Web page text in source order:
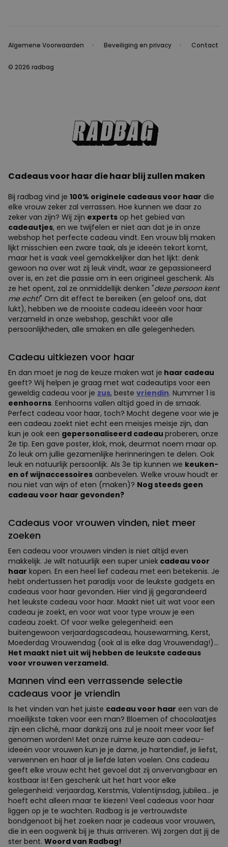
Algemene Voorwaarden Beveiliging en privacy Contact
© 2026 radbag
Cadeaus voor haar die haar blij zullen maken
Bij radbag vind je 100% originele cadeaus voor haar die
elke vrouw zeker zal verrassen. Hoe kunnen we daar zo
zeker van zijn? Wij zijn experts op het gebied van
cadeautjes, en we twijfelen er niet aan dat je in onze
webshop het perfecte cadeau vindt. Een vrouw blij maken
lijkt misschien een zware taak, als je ideeën tekort komt,
maar het is vaak veel gemakkelijker dan het lijkt: denk
gewoon na over wat zij leuk vindt, waar ze gepassioneerd
over is, en zet die passie om in een origineel geschenk. Als
ze het opent, zal ze onmiddellijk denken "deze persoon kent
me echt!" Om dit effect te bereiken (en geloof ons, dat
lukt), hebben we de mooiste cadeau ideeën voor haar
verzameld in onze webshop, geschikt voor alle
persoonlijkheden, alle smaken en alle gelegenheden.
Cadeau uitkiezen voor haar
En dan moet je nog de keuze maken wat je haar cadeau
geeft? Wij helpen je graag met wat cadeautips voor een
geweldig cadeau voor je zus, beste vriendin. Nummer 1 is
eenhoorns. Eenhoorns vallen altijd goed in de smaak.
Perfect cadeau voor haar, toch? Mocht degene voor wie je
een cadeau zoekt niet echt een meisjes meisje zijn, dan
kun je ook een gepersonaliseerd cadeau proberen, onze
2e tip. Een gave poster, klok, mok, deurmat noem maar op.
Zo leuk om jullie gezamenlijke herinneringen te delen. Ook
leuk en natuurlijk persoonlijk. Als 3e tip kunnen we keuken-
en of wijnaccessoires aanbevelen. Welke vrouw houdt er
nou niet van wijn of eten (maken)? Nog steeds geen
cadeau voor haar gevonden?
Cadeaus voor vrouwen vinden, niet meer
zoeken
Een cadeau voor vrouwen vinden is niet altijd even
makkelijk. Je wilt natuurlijk een super uniek cadeau voor
haar kopen. En een heel lief cadeau met een betekenis. Je
hebt ondertussen het paradijs voor de leukste gadgets en
cadeaus voor haar gevonden. Hier vind jij gegarandeerd
het leukste cadeau voor haar. Maakt niet uit wat voor een
cadeau je zoekt, en voor wat voor type vrouw je een
cadeau zoekt. Of voor welke gelegenheid: een
buitengewoon verjaardagscadeau, housewarming, Kerst,
Moederdag Vrouwendag (ook al is elke dag Vrouwendag!)...
Het maakt niet uit wij hebben de leukste cadeaus
voor vrouwen verzameld.
Mannen vind een verrassende selectie
cadeaus voor je vriendin
Is het vinden van het juiste cadeau voor haar een van de
moeilijkste taken voor een man? Bloemen of chocolaatjes
zijn een cliché, maar dankzij ons zul je nooit meer voor lief
genomen worden! Met onze ruime keuze aan cadeau-
ideeën voor vrouwen kun je je dame, je hartendief, je liefst,
verwennen en haar al je liefde laten voelen. Ons cadeau
geeft elke vrouw echt het gevoel dat zij onvervangbaar en
kostbaar is! Een geschenk uit het hart voor elke
gelegenheid: verjaardag, Kerstmis, Valentijnsdag, jubilea... je
hoeft echt alleen maar te kiezen! Veel cadeaus voor haar
liggen op je te wachten. Radbag is je vertrouwdste
bondgenoot bij het zoeken naar je cadeaus voor vrouwen,
die in een oogwenk bij je thuis arriveren. Wij zorgen dat jij de
ster bent. Woord van Radbag!